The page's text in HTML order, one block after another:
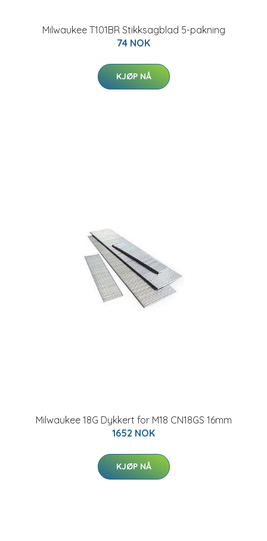
Milwaukee T101BR Stikksagblad 5-pakning
74 NOK
KJØP NÅ
Milwaukee 18G Dykkert for M18 CN18GS 16mm
1652 NOK
KJØP NÅ